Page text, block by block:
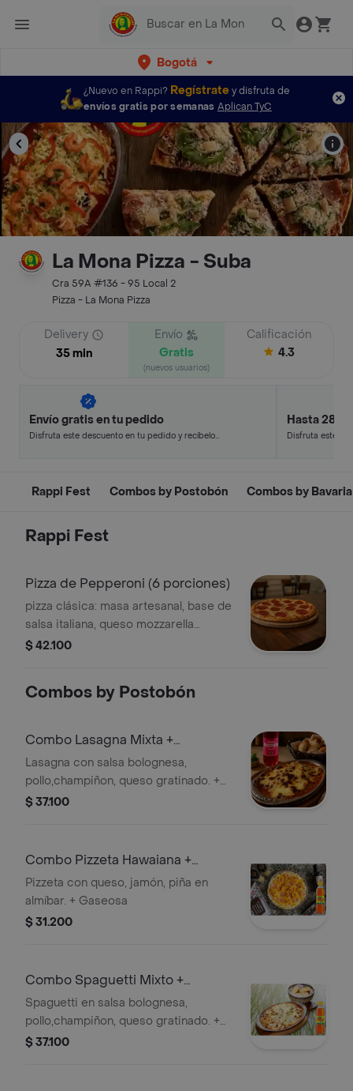
Bogotá
¿Nuevo en Rappi? Regístratey disfruta de
envíos gratis por semanas Aplican TyC
La Mona Pizza - Suba
Cra 59A #136 - 95 Local 2
Pizza - La Mona Pizza
Delivery
35 min
Envío
Gratis
(nuevos usuarios)
Calificación
4.3
Envío gratis en tu pedido
Disfruta este descuento en tu pedido y recíbelo
Hasta 28%
Disfruta este
Rappi Fest Combos by Postobón Combos by Bavaria
Rappi Fest
Pizza de Pepperoni (6 porciones)
pizza clásica: masa artesanal, base de
salsa italiana, queso mozzarella
derretido y abundantes láminas de
dorado y un sabor irresistible. Ideal
$ 42.100
Combos by Postobón
Combo Lasagna Mixta +
Colombiana 350 ml
Lasagna con salsa bolognesa,
pollo,champiñon, queso gratinado. +
Gaseosa
$ 37.100
Combo Pizzeta Hawaiana +
Colombiana 350 ml
Pizzeta con queso, jamón, piña en
almíbar. + Gaseosa
$ 31.200
Combo Spaguetti Mixto +
Colombiana 350 ml
Spaguetti en salsa bolognesa,
pollo,champiñon, queso gratinado. +
Gaseosa
$ 37.100